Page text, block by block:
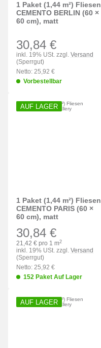
1 Paket (1,44 m²) Fliesen
CEMENTO BERLIN (60 ×
60 cm), matt
30,84 €
inkl. 19% USt. zzgl. Versand
(Sperrgut)
Netto: 25,92 €
Vorbestellbar
AUF LAGER
1 Paket (1,44 m²) Fliesen
CEMENTO PARIS (60 ×
60 cm), matt
30,84 €
21,42 € pro 1 m2
inkl. 19% USt. zzgl. Versand
(Sperrgut)
Netto: 25,92 €
152 Paket Auf Lager
AUF LAGER